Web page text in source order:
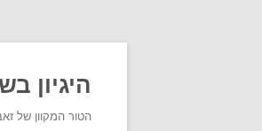
היגיון
הטור המקוון של